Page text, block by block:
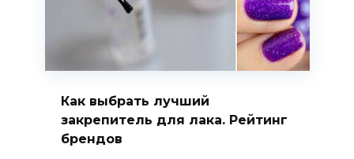
Как выбрать лучший
закрепитель для лака. Рейтинг
брендов